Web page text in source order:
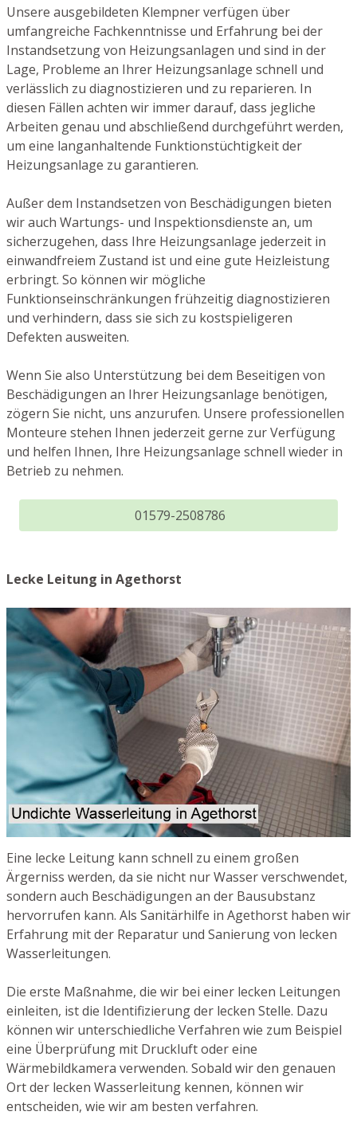
Unsere ausgebildeten Klempner verfügen über
umfangreiche Fachkenntnisse und Erfahrung bei der
Instandsetzung von Heizungsanlagen und sind in der
Lage, Probleme an Ihrer Heizungsanlage schnell und
verlässlich zu diagnostizieren und zu reparieren. In
diesen Fällen achten wir immer darauf, dass jegliche
Arbeiten genau und abschließend durchgeführt werden,
um eine langanhaltende Funktionstüchtigkeit der
Heizungsanlage zu garantieren.
Außer dem Instandsetzen von Beschädigungen bieten
wir auch Wartungs- und Inspektionsdienste an, um
sicherzugehen, dass Ihre Heizungsanlage jederzeit in
einwandfreiem Zustand ist und eine gute Heizleistung
erbringt. So können wir mögliche
Funktionseinschränkungen frühzeitig diagnostizieren
und verhindern, dass sie sich zu kostspieligeren
Defekten ausweiten.
Wenn Sie also Unterstützung bei dem Beseitigen von
Beschädigungen an Ihrer Heizungsanlage benötigen,
zögern Sie nicht, uns anzurufen. Unsere professionellen
Monteure stehen Ihnen jederzeit gerne zur Verfügung
und helfen Ihnen, Ihre Heizungsanlage schnell wieder in
Betrieb zu nehmen.
01579-2508786
Lecke Leitung in Agethorst
Eine lecke Leitung kann schnell zu einem großen
Ärgerniss werden, da sie nicht nur Wasser verschwendet,
sondern auch Beschädigungen an der Bausubstanz
hervorrufen kann. Als Sanitärhilfe in Agethorst haben wir
Erfahrung mit der Reparatur und Sanierung von lecken
Wasserleitungen.
Die erste Maßnahme, die wir bei einer lecken Leitungen
einleiten, ist die Identifizierung der lecken Stelle. Dazu
können wir unterschiedliche Verfahren wie zum Beispiel
eine Überprüfung mit Druckluft oder eine
Wärmebildkamera verwenden. Sobald wir den genauen
Ort der lecken Wasserleitung kennen, können wir
entscheiden, wie wir am besten verfahren.